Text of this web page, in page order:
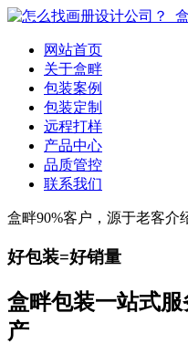
网站首页
关于盒畔
包装案例
包装定制
远程打样
产品中心
品质管控
联系我们
盒畔90%客户，源于老客介
好包装=好销量
盒畔包装一站式
产